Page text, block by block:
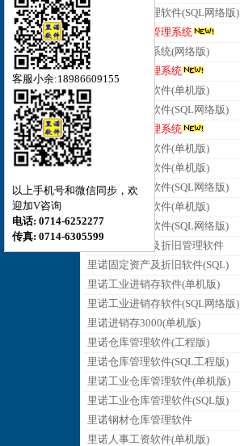
里诺进销存管理软件(SQL网络版)
里诺云进销存管理系统
里诺客户管理系统(网络版)
里诺云客户管理系统
里诺合同管理软件(单机版)
里诺合同管理软件(SQL网络版)
里诺云合同管理系统
里诺会员管理软件(单机版)
里诺销售管理软件(单机版)
里诺销售管理软件(SQL网络版)
里诺采购管理软件(单机版)
里诺采购管理软件(SQL网络版)
里诺固定资产及折旧管理软件
里诺固定资产及折旧软件(SQL)
里诺工业进销存软件(单机版)
里诺工业进销存软件(SQL网络版)
里诺进销存3000(单机版)
里诺仓库管理软件(工程版)
里诺仓库管理软件(SQL工程版)
里诺工业仓库管理软件(单机版)
里诺工业仓库管理软件(SQL版)
里诺钢材仓库管理软件
里诺人事工资软件(单机版)
客服小余:18986609155
以上手机号和微信同步，欢
迎加V咨询
电话: 0714-6252277
传真: 0714-6305599